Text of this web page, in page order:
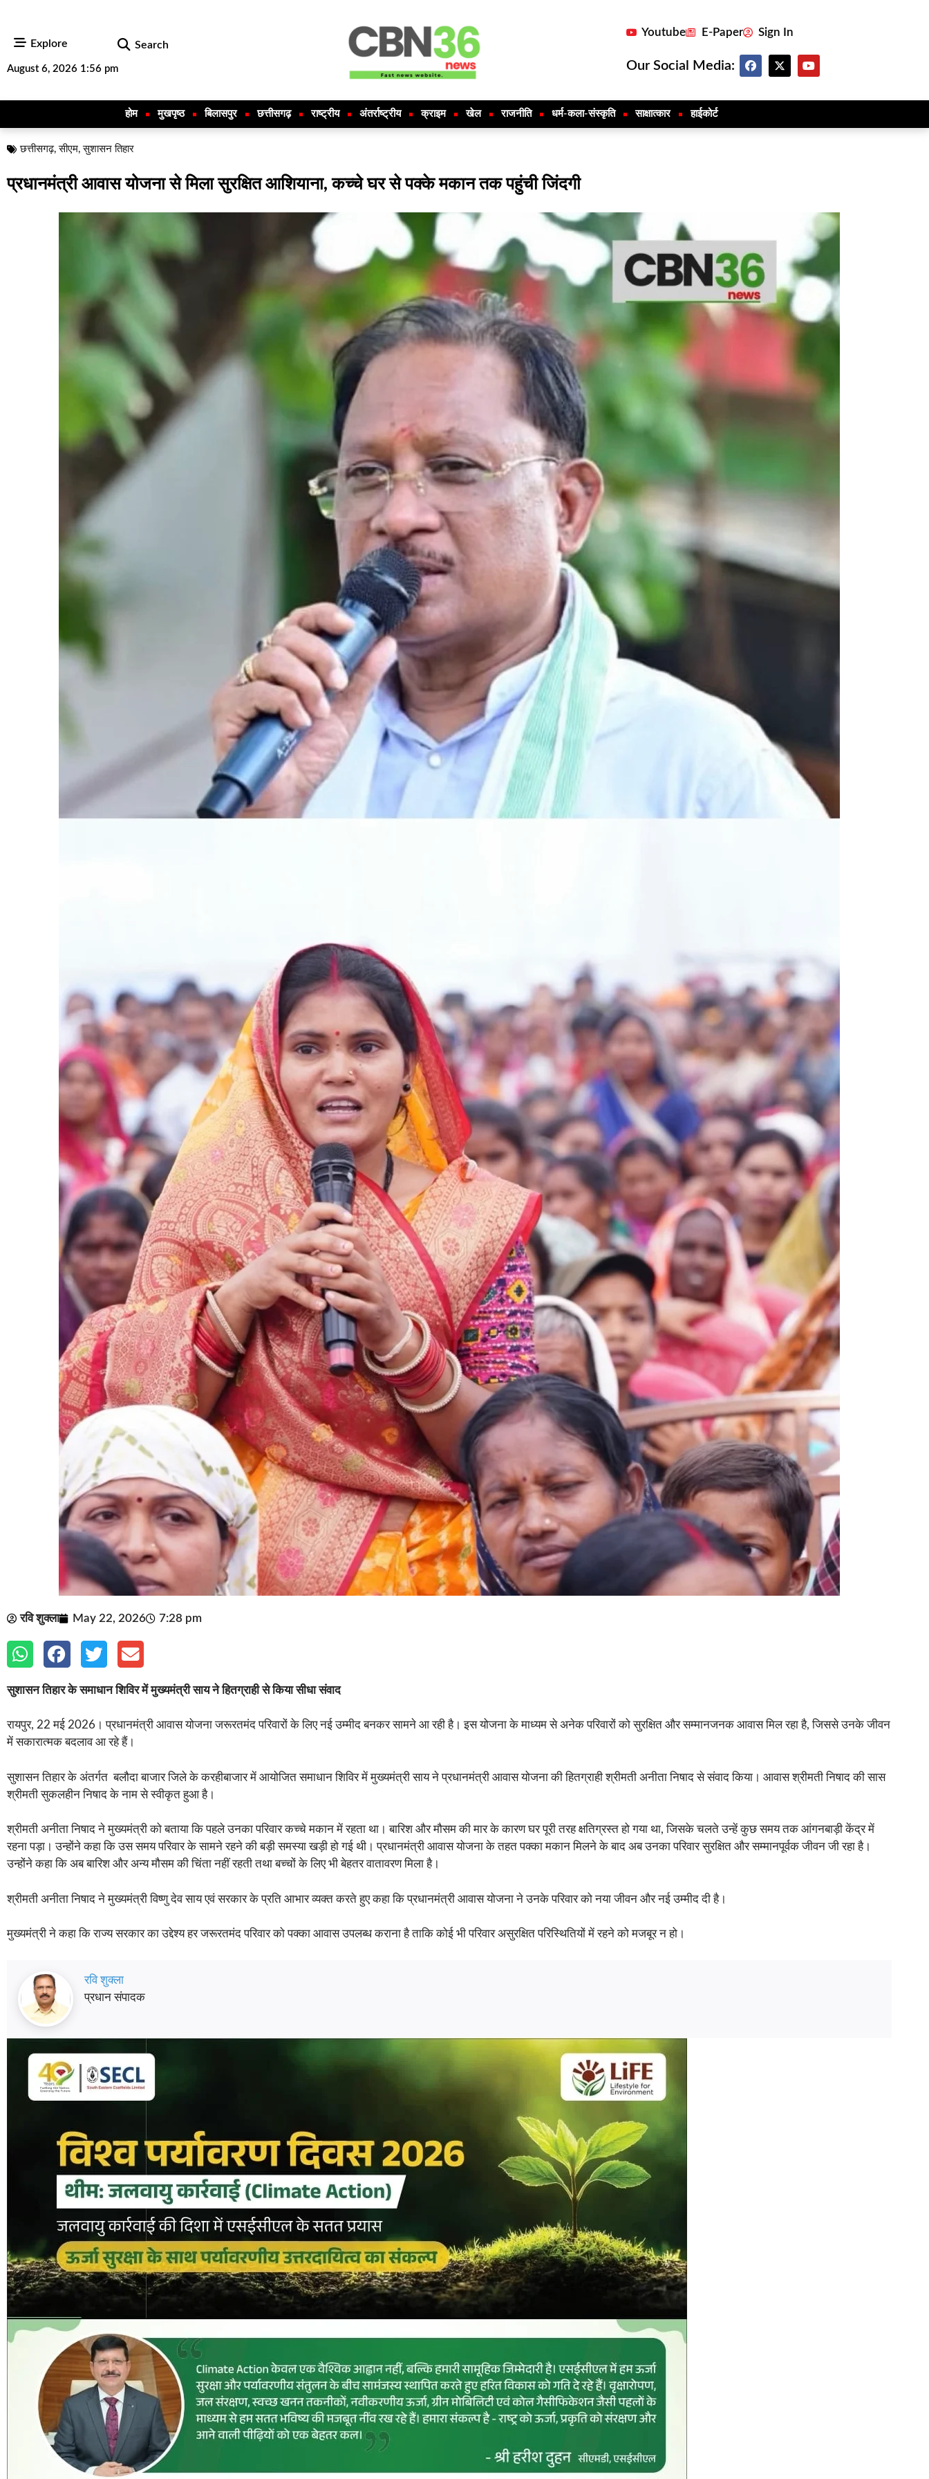
Explore Search
August 6, 2026 1:56 pm
Youtube E-Paper Sign In
Our Social Media:
होम मुखपृष्ठ बिलासपुर छत्तीसगढ़ राष्ट्रीय अंतर्राष्ट्रीय क्राइम खेल राजनीति धर्म-कला-संस्कृति साक्षात्कार हाईकोर्ट
छत्तीसगढ़,सीएम,सुशासन तिहार
प्रधानमंत्री आवास योजना से मिला सुरक्षित आशियाना, कच्चे घर से पक्के मकान तक पहुंची जिंदगी
रवि शुक्ला May 22, 2026 7:28 pm
सुशासन तिहार के समाधान शिविर में मुख्यमंत्री साय ने हितग्राही से किया सीधा संवाद
रायपुर, 22 मई 2026। प्रधानमंत्री आवास योजना जरूरतमंद परिवारों के लिए नई उम्मीद बनकर सामने आ रही है। इस योजना के माध्यम से अनेक परिवारों को सुरक्षित और सम्मानजनक आवास मिल रहा है, जिससे उनके जीवन
में सकारात्मक बदलाव आ रहे हैं।
सुशासन तिहार के अंतर्गत बलौदा बाजार जिले के करहीबाजार में आयोजित समाधान शिविर में मुख्यमंत्री साय ने प्रधानमंत्री आवास योजना की हितग्राही श्रीमती अनीता निषाद से संवाद किया। आवास श्रीमती निषाद की सास
श्रीमती सुकलहीन निषाद के नाम से स्वीकृत हुआ है।
श्रीमती अनीता निषाद ने मुख्यमंत्री को बताया कि पहले उनका परिवार कच्चे मकान में रहता था। बारिश और मौसम की मार के कारण घर पूरी तरह क्षतिग्रस्त हो गया था, जिसके चलते उन्हें कुछ समय तक आंगनबाड़ी केंद्र में
रहना पड़ा। उन्होंने कहा कि उस समय परिवार के सामने रहने की बड़ी समस्या खड़ी हो गई थी। प्रधानमंत्री आवास योजना के तहत पक्का मकान मिलने के बाद अब उनका परिवार सुरक्षित और सम्मानपूर्वक जीवन जी रहा है।
उन्होंने कहा कि अब बारिश और अन्य मौसम की चिंता नहीं रहती तथा बच्चों के लिए भी बेहतर वातावरण मिला है।
श्रीमती अनीता निषाद ने मुख्यमंत्री विष्णु देव साय एवं सरकार के प्रति आभार व्यक्त करते हुए कहा कि प्रधानमंत्री आवास योजना ने उनके परिवार को नया जीवन और नई उम्मीद दी है।
मुख्यमंत्री ने कहा कि राज्य सरकार का उद्देश्य हर जरूरतमंद परिवार को पक्का आवास उपलब्ध कराना है ताकि कोई भी परिवार असुरक्षित परिस्थितियों में रहने को मजबूर न हो।
रवि शुक्ला
प्रधान संपादक